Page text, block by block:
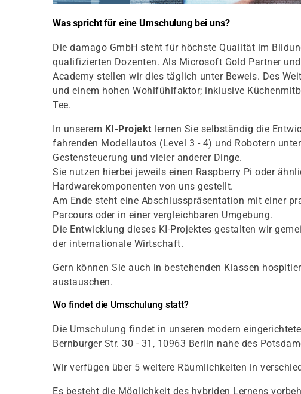
Was spricht für eine Umschulung bei uns?
Die damago GmbH steht für höchste Qualität im
qualifizierten Dozenten. Als Microsoft Gold Partner
Academy stellen wir dies täglich unter Beweis. Des
und einem hohen Wohlfühlfaktor; inklusive
Tee.
In unserem KI-Projekt lernen Sie selbständig die
fahrenden Modellautos (Level 3 - 4) und Robotern
Gestensteuerung und vieler anderer Dinge.
Sie nutzen hierbei jeweils einen Raspberry Pi oder
Hardwarekomponenten von uns gestellt.
Am Ende steht eine Abschlusspräsentation mit einer
Parcours oder in einer vergleichbaren Umgebung.
Die Entwicklung dieses KI-Projektes gestalten wir
der internationale Wirtschaft.
Gern können Sie auch in bestehenden Klassen
austauschen.
Wo findet die Umschulung statt?
Die Umschulung findet in unseren modern
Bernburger Str. 30 - 31, 10963 Berlin nahe des
Wir verfügen über 5 weitere Räumlichkeiten in
Es besteht die Möglichkeit des hybriden Lernens